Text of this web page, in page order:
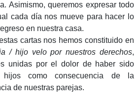
Asimismo, queremos expresar todo
cada día nos mueve para hacer lo
en nuestra casa.
cartas nos hemos constituido en
/ hijo velo por nuestros derechos,
unidas por el dolor de haber sido
como consecuencia de la
de nuestras parejas.